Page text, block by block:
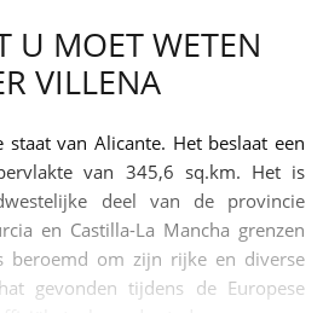
U MOET WETEN
VILLENA
van Alicante. Het beslaat een
van 345,6 sq.km. Het is
deel van de provincie
en Castilla-La Mancha grenzen
beroemd om zijn rijke en diverse
gevonden tijdens de Europese